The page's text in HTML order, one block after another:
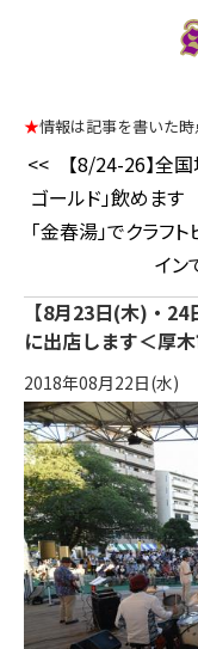
★情報は記事を書いた時
<<
【8/24-26】全
ゴールド」飲めます
「金春湯」でクラフ
イン
【8月23日(木)・
に出店します＜厚
2018年08月22日(水)